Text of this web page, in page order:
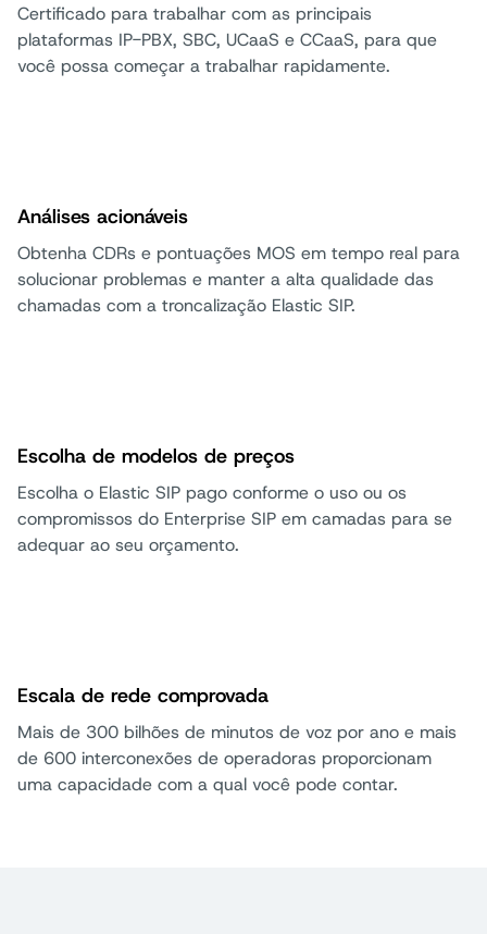
Certificado para trabalhar com as principais
plataformas IP-PBX, SBC, UCaaS e CCaaS, para que
você possa começar a trabalhar rapidamente.
Análises acionáveis
Obtenha CDRs e pontuações MOS em tempo real para
solucionar problemas e manter a alta qualidade das
chamadas com a troncalização Elastic SIP.
Escolha de modelos de preços
Escolha o Elastic SIP pago conforme o uso ou os
compromissos do Enterprise SIP em camadas para se
adequar ao seu orçamento.
Escala de rede comprovada
Mais de 300 bilhões de minutos de voz por ano e mais
de 600 interconexões de operadoras proporcionam
uma capacidade com a qual você pode contar.